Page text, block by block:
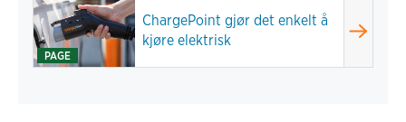
PAGE
ChargePoint gjør det enkelt å
kjøre elektrisk